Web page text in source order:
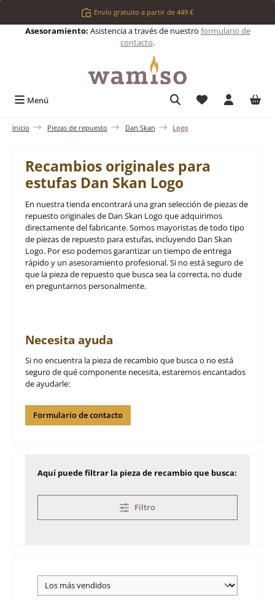
Saltar al contenido principalEnvío gratuito a partir de 449 €
Asesoramiento: Asistencia a través de nuestro formulario de
contacto.
Menú Tienes 0
Inicio Piezas de repuesto Dan Skan Logo
Recambios originales para
estufas Dan Skan Logo
En nuestra tienda encontrará una gran selección de piezas de
repuesto originales de Dan Skan Logo que adquirimos
directamente del fabricante. Somos mayoristas de todo tipo
de piezas de repuesto para estufas, incluyendo Dan Skan
Logo. Por eso podemos garantizar un tiempo de entrega
rápido y un asesoramiento profesional. Si no está seguro de
que la pieza de repuesto que busca sea la correcta, no dude
en preguntarnos personalmente.
Necesita ayuda
Si no encuentra la pieza de recambio que busca o no está
seguro de qué componente necesita, estaremos encantados
de ayudarle:
Formulario de contacto
Aquí puede filtrar la pieza de recambio que busca:
Filtro